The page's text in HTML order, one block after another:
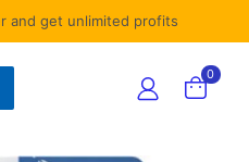
and get unlimited profits
0